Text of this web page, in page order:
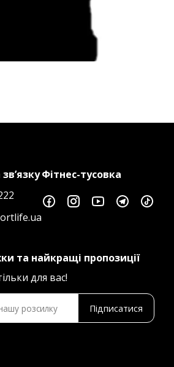
Фітнес-тусовка
та найкращі пропозиції
для вас!
Підписатися